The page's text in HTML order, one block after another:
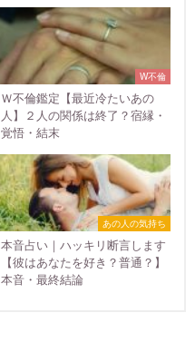
W不倫
Ｗ不倫鑑定【最近冷たいあの
人】２人の関係は終了？宿縁・
覚悟・結末
あの人の気持ち
本音占い｜ハッキリ断言します
【彼はあなたを好き？普通？】
本音・最終結論